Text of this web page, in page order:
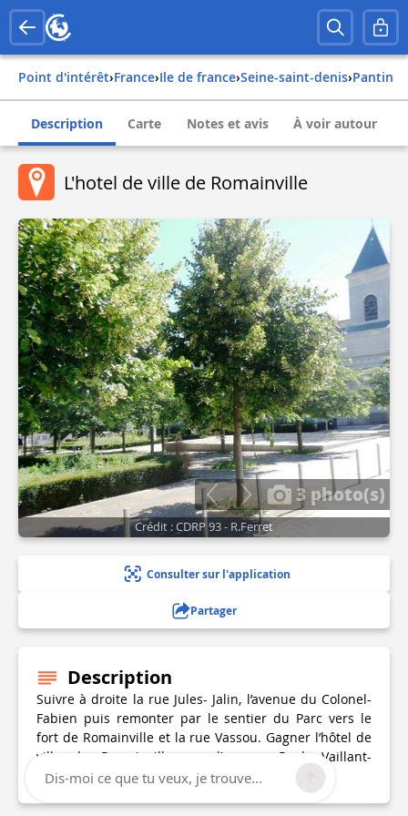
Point d'intérêt› france› ile de france› seine-saint-denis› pantin
Description Carte Notes et avis À voir autour
L'hotel de ville de Romainville
3 photo(s)
Crédit : CDRP 93 - R.Ferret
Consulter sur l'application
Partager
Description
Suivre à droite la rue Jules- Jalin, l’avenue du Colonel-
Fabien puis remonter par le sentier du Parc vers le
fort de Romainville et la rue Vassou. Gagner l’hôtel de
ville de Romainville par l’avenue Paul- Vaillant-
Couturier.
Dis-moi ce que tu veux, je trouve...